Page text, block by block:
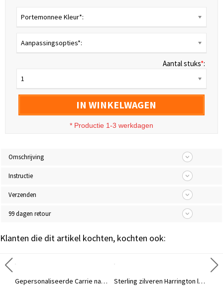
Portemonnee Kleur*:
Aanpassingsopties*:
Aantal stuks*:
1
IN WINKELWAGEN
* Productie 1-3 werkdagen
Omschrijving
Instructie
Verzenden
99 dagen retour
Klanten die dit artikel kochten, kochten ook:
Gepersonaliseerde Carrie naamketting, 18 karaats verguld. Sterling zilveren Harrington lettertype naam ketting